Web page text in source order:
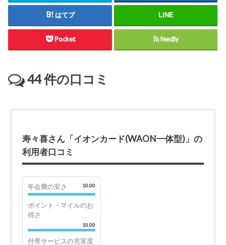
はてブ LINE
Pocket feedly
44件の口コミ
寿々喜さん「イオンカード(WAON一体型)」の
利用者口コミ
年会費の安さ 10.00
ポイント・マイルのお
得さ
10.00
付帯サービスの充実度